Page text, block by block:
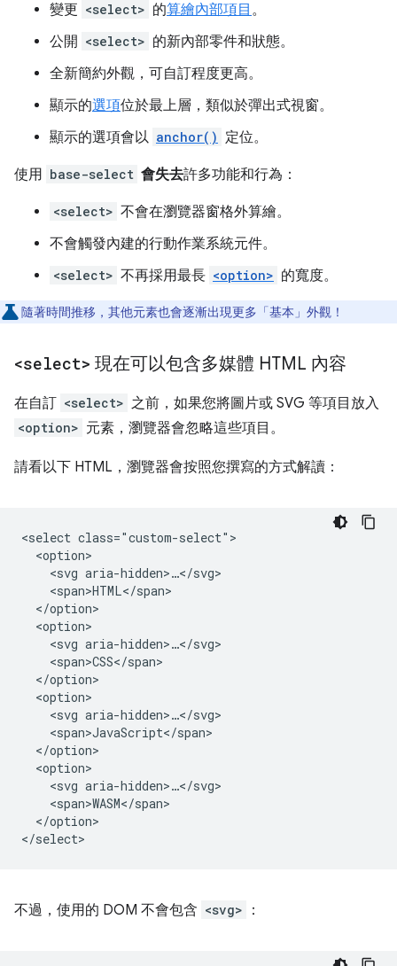
變更 <select> 的算繪內部項目 。
公開 <select> 的新內部零件和狀態。
全新簡約外觀，可自訂程度更高。
顯示的選項位於最上層，類似於彈出式視窗。
顯示的選項會以 anchor() 定位。
使用 base-select 會失去許多功能和行為：
<select> 不會在瀏覽器窗格外算繪。
不會觸發內建的行動作業系統元件。
<select> 不再採用最長 <option> 的寬度。
隨著時間推移，其他元素也會逐漸出現更多「基本」外觀！
<select> 現在可以包含多媒體 HTML 內容
在自訂 <select> 之前，如果您將圖片或 SVG 等項目放入
<option> 元素，瀏覽器會忽略這些項目。
請看以下 HTML，瀏覽器會按照您撰寫的方式解讀：
<select class="custom-select">
  <option>
    <svg aria-hidden>…</svg>
    <span>HTML</span>
  </option>
  <option>
    <svg aria-hidden>…</svg>
    <span>CSS</span>
  </option>
  <option>
    <svg aria-hidden>…</svg>
    <span>JavaScript</span>
  </option>
  <option>
    <svg aria-hidden>…</svg>
    <span>WASM</span>
  </option>
不過，使用的 DOM 不會包含 <svg> ：